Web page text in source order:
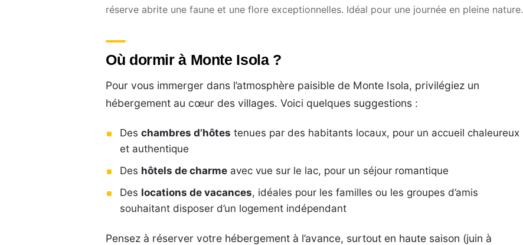
réserve abrite une faune et une flore exceptionnelles. Idéal pour une journée en pleine nature.
Où dormir à Monte Isola ?
Pour vous immerger dans l’atmosphère paisible de Monte Isola, privilégiez un
hébergement au cœur des villages. Voici quelques suggestions :
Deschambres d’hôtes tenues par des habitants locaux, pour un accueil chaleureux
et authentique
Des hôtels de charme avec vue sur le lac, pour un séjour romantique
Des locations de vacances, idéales pour les familles ou les groupes d’amis
souhaitant disposer d’un logement indépendant
Pensez à réserver votre hébergement à l’avance, surtout en haute saison (juin à